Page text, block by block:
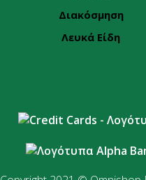
Διακόσμηση
Λευκά Είδη